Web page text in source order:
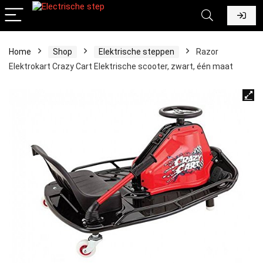
Home Shop Elektrische steppen
Razor
Elektrokart Crazy Cart Elektrische scooter, zwart, één maat